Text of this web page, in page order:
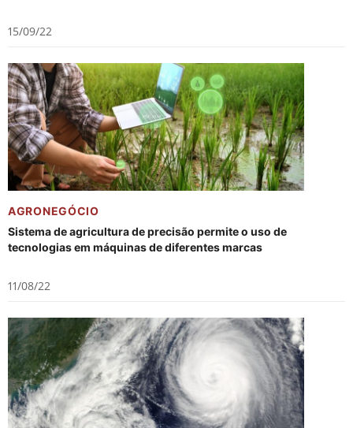
15/09/22
AGRONEGÓCIO
Sistema de agricultura de precisão permite o uso de
tecnologias em máquinas de diferentes marcas
11/08/22